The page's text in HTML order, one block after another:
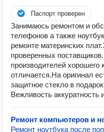
Паспорт проверен
Занимаюсь ремонтом и
телефонов а также
ремонте материнских
проверенных
производителей хорошего
отличается.На оригинал
защитное стекло в
Вежливость аккуратность
Ремонт компьютеров и
Ремонт ноутбука после